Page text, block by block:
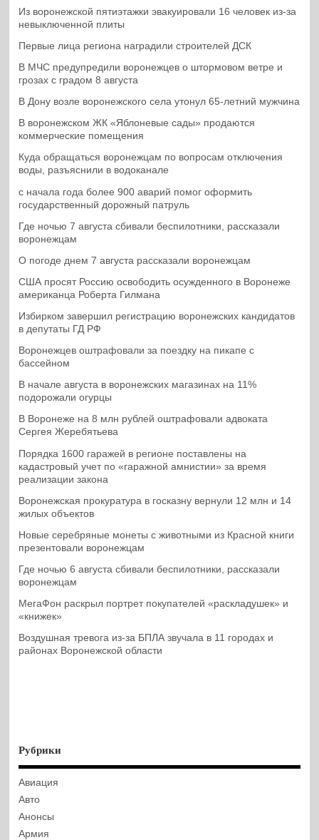
Из воронежской пятиэтажки эвакуировали 16 человек из-за
невыключенной плиты
Первые лица региона наградили строителей ДСК
В МЧС предупредили воронежцев о штормовом ветре и
грозах с градом 8 августа
В Дону возле воронежского села утонул 65-летний мужчина
В воронежском ЖК «Яблоневые сады» продаются
коммерческие помещения
Куда обращаться воронежцам по вопросам отключения
воды, разъяснили в водоканале
с начала года более 900 аварий помог оформить
государственный дорожный патруль
Где ночью 7 августа сбивали беспилотники, рассказали
воронежцам
О погоде днем 7 августа рассказали воронежцам
США просят Россию освободить осужденного в Воронеже
американца Роберта Гилмана
Избирком завершил регистрацию воронежских кандидатов
в депутаты ГД РФ
Воронежцев оштрафовали за поездку на пикапе с
бассейном
В начале августа в воронежских магазинах на 11%
подорожали огурцы
В Воронеже на 8 млн рублей оштрафовали адвоката
Сергея Жеребятьева
Порядка 1600 гаражей в регионе поставлены на
кадастровый учет по «гаражной амнистии» за время
реализации закона
Воронежская прокуратура в госказну вернули 12 млн и 14
жилых объектов
Новые серебряные монеты с животными из Красной книги
презентовали воронежцам
Где ночью 6 августа сбивали беспилотники, рассказали
воронежцам
МегаФон раскрыл портрет покупателей «раскладушек» и
«книжек»
Воздушная тревога из-за БПЛА звучала в 11 городах и
районах Воронежской области
Рубрики
Авиация
Авто
Анонсы
Армия